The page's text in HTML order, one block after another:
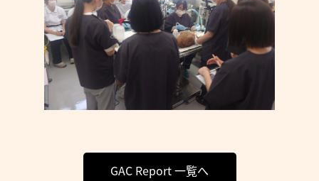
GAC Report 一覧へ